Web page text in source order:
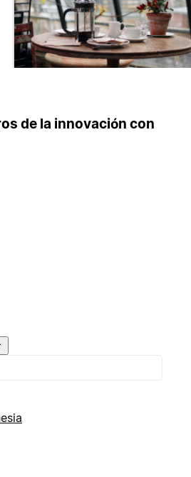
de la innovación con